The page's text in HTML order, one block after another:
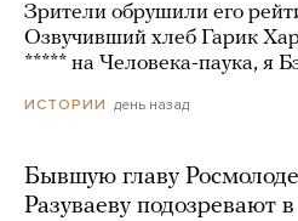
Зрители обрушили его
Озвучивший хлеб Гарик
***** на Человека-паука, я
ИСТОРИИ день назад
Бывшую главу
Разуваеву подозревают